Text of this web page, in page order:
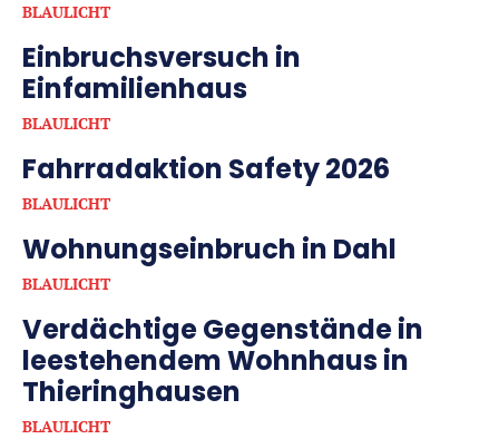
BLAULICHT
Einbruchsversuch in
Einfamilienhaus
BLAULICHT
Fahrradaktion Safety 2026
BLAULICHT
Wohnungseinbruch in Dahl
BLAULICHT
Verdächtige Gegenstände in
leestehendem Wohnhaus in
Thieringhausen
BLAULICHT